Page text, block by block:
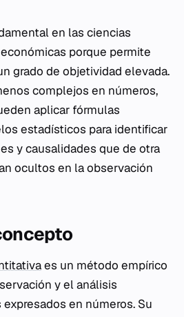
en las ciencias
porque permite
grado de objetividad elevada.
complejos en números,
aplicar fórmulas
estadísticos para identificar
y causalidades que de otra
ocultos en la observación
es un método empírico
y el análisis
en números. Su